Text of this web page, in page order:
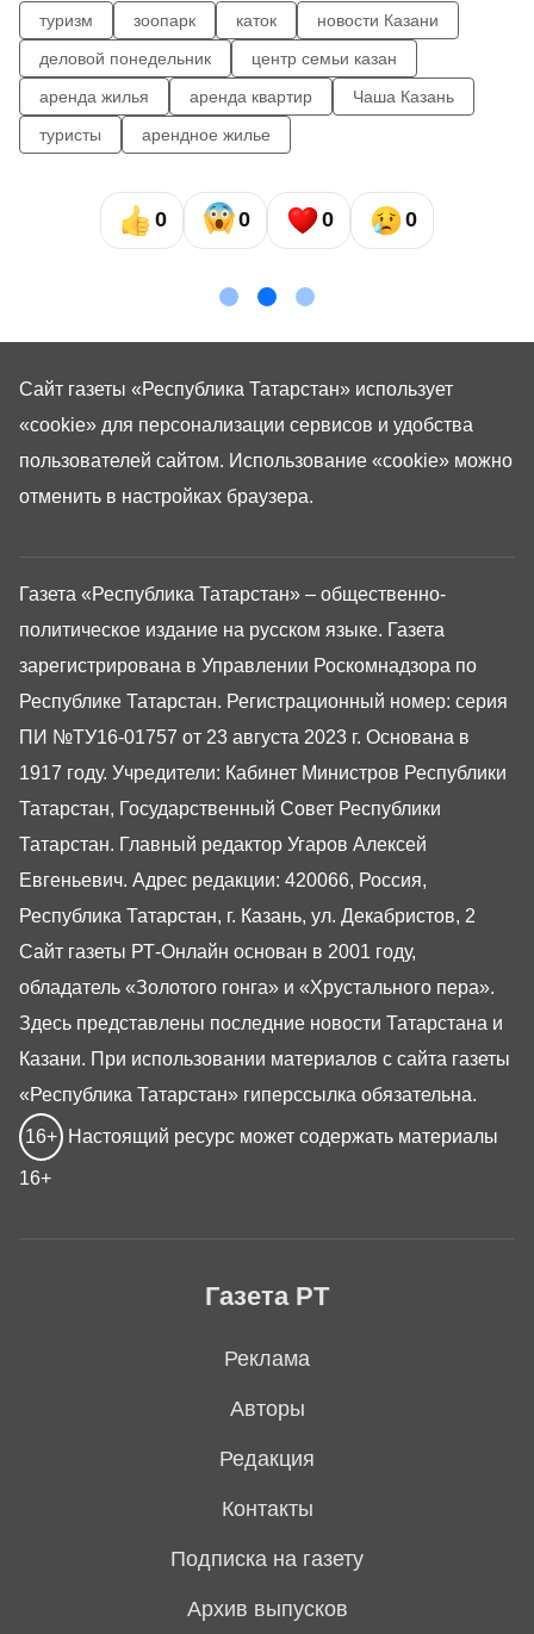
туризм зоопарк каток
новости Казани
деловой понедельник
центр семьи казан
аренда жилья
аренда квартир
Чаша Казань
туристы
арендное жилье
0 0 0 0
Газета РТ
Реклама
Авторы
Редакция
Контакты
Подписка на газету
Архив выпусков
Газета «Республика Татарстан» – общественно-
политическое издание на русском языке. Газета
зарегистрирована в Управлении Роскомнадзора по
Республике Татарстан. Регистрационный номер: серия
ПИ №ТУ16-01757 от 23 августа 2023 г. Основана в
1917 году. Учредители: Кабинет Министров Республики
Татарстан, Государственный Совет Республики
Татарстан. Главный редактор Угаров Алексей
Евгеньевич. Адрес редакции: 420066, Россия,
Республика Татарстан, г. Казань, ул. Декабристов, 2
Сайт газеты РТ-Онлайн основан в 2001 году,
обладатель «Золотого гонга» и «Хрустального пера».
Здесь представлены последние новости Татарстана и
Казани. При использовании материалов с сайта газеты
«Республика Татарстан» гиперссылка обязательна.
16+ Настоящий ресурс может содержать материалы
16+
Сайт газеты «Республика Татарстан» использует
«cookie» для персонализации сервисов и удобства
пользователей сайтом. Использование «cookie» можно
отменить в настройках браузера.